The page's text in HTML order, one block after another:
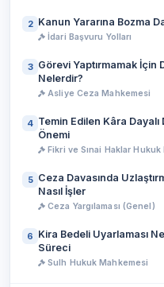
2 Kanun Yararına Bozma
İdari Başvuru Yolları
3 Görevi Yaptırmamak İçin
Nelerdir?
Asliye Ceza Mahkemesi
4 Temin Edilen Kâra
Önemi
Fikri ve Sınai Haklar
5 Ceza Davasında
Nasıl İşler
Ceza Yargılaması (Genel)
6 Kira Bedeli Uyarlaması
Süreci
Sulh Hukuk Mahkemesi